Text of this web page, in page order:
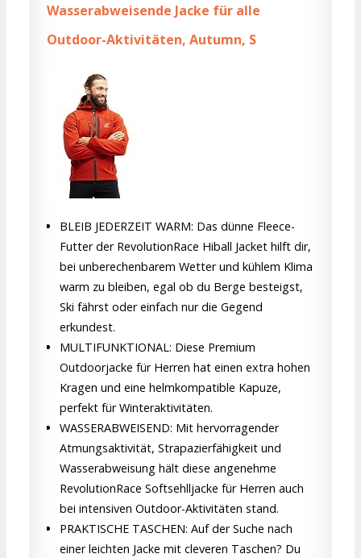
Wasserabweisende Jacke für alle
Outdoor-Aktivitäten, Autumn, S
BLEIB JEDERZEIT WARM: Das dünne Fleece-
Futter der RevolutionRace Hiball Jacket hilft dir,
bei unberechenbarem Wetter und kühlem Klima
warm zu bleiben, egal ob du Berge besteigst,
Ski fährst oder einfach nur die Gegend
erkundest.
MULTIFUNKTIONAL: Diese Premium
Outdoorjacke für Herren hat einen extra hohen
Kragen und eine helmkompatible Kapuze,
perfekt für Winteraktivitäten.
WASSERABWEISEND: Mit hervorragender
Atmungsaktivität, Strapazierfähigkeit und
Wasserabweisung hält diese angenehme
RevolutionRace Softsehlljacke für Herren auch
bei intensiven Outdoor-Aktivitäten stand.
PRAKTISCHE TASCHEN: Auf der Suche nach
einer leichten Jacke mit cleveren Taschen? Du